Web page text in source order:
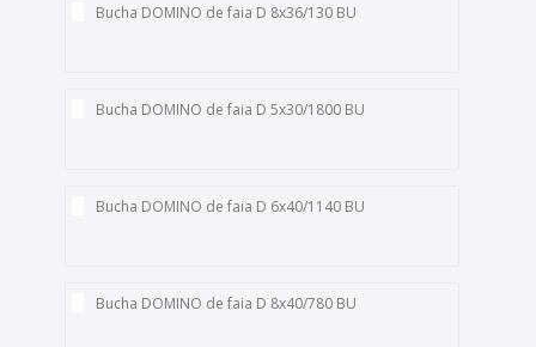
Bucha DOMINO de faia D 8x36/130 BU
Bucha DOMINO de faia D 5x30/1800 BU
Bucha DOMINO de faia D 6x40/1140 BU
Bucha DOMINO de faia D 8x40/780 BU